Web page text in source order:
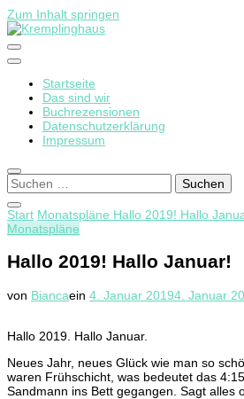
Zum Inhalt springen
Startseite
Das sind wir
Buchrezensionen
Datenschutzerklärung
Impressum
Suchen
nach:
Start Monatspläne Hallo 2019! Hallo
Monatspläne
Hallo 2019! Hallo Januar!
von Biancaein 4. Januar 20194. Januar
Hallo 2019. Hallo Januar.
Neues Jahr, neues Glück wie man so
waren Frühschicht, was bedeutet das
Sandmann ins Bett gegangen. Sagt alles